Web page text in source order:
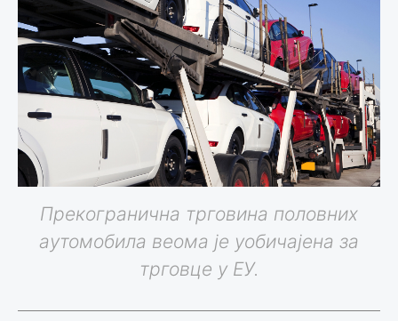
Прекогранична трговина половних
аутомобила веома је уобичајена за
трговце у ЕУ.